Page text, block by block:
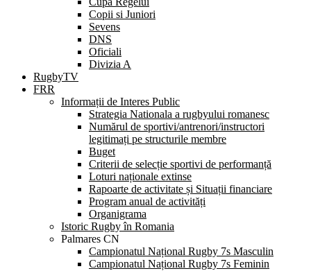
Copii si Juniori
Sevens
DNS
Oficiali
Divizia A
RugbyTV
FRR
Informații de Interes Public
Strategia Nationala a rugbyului romanesc
Numărul de sportivi/antrenori/instructori
legitimați pe structurile membre
Buget
Criterii de selecție sportivi de performanță
Loturi naționale extinse
Rapoarte de activitate și Situații financiare
Program anual de activități
Organigrama
Istoric Rugby în Romania
Palmares CN
Campionatul Național Rugby 7s Masculin
Campionatul Național Rugby 7s Feminin